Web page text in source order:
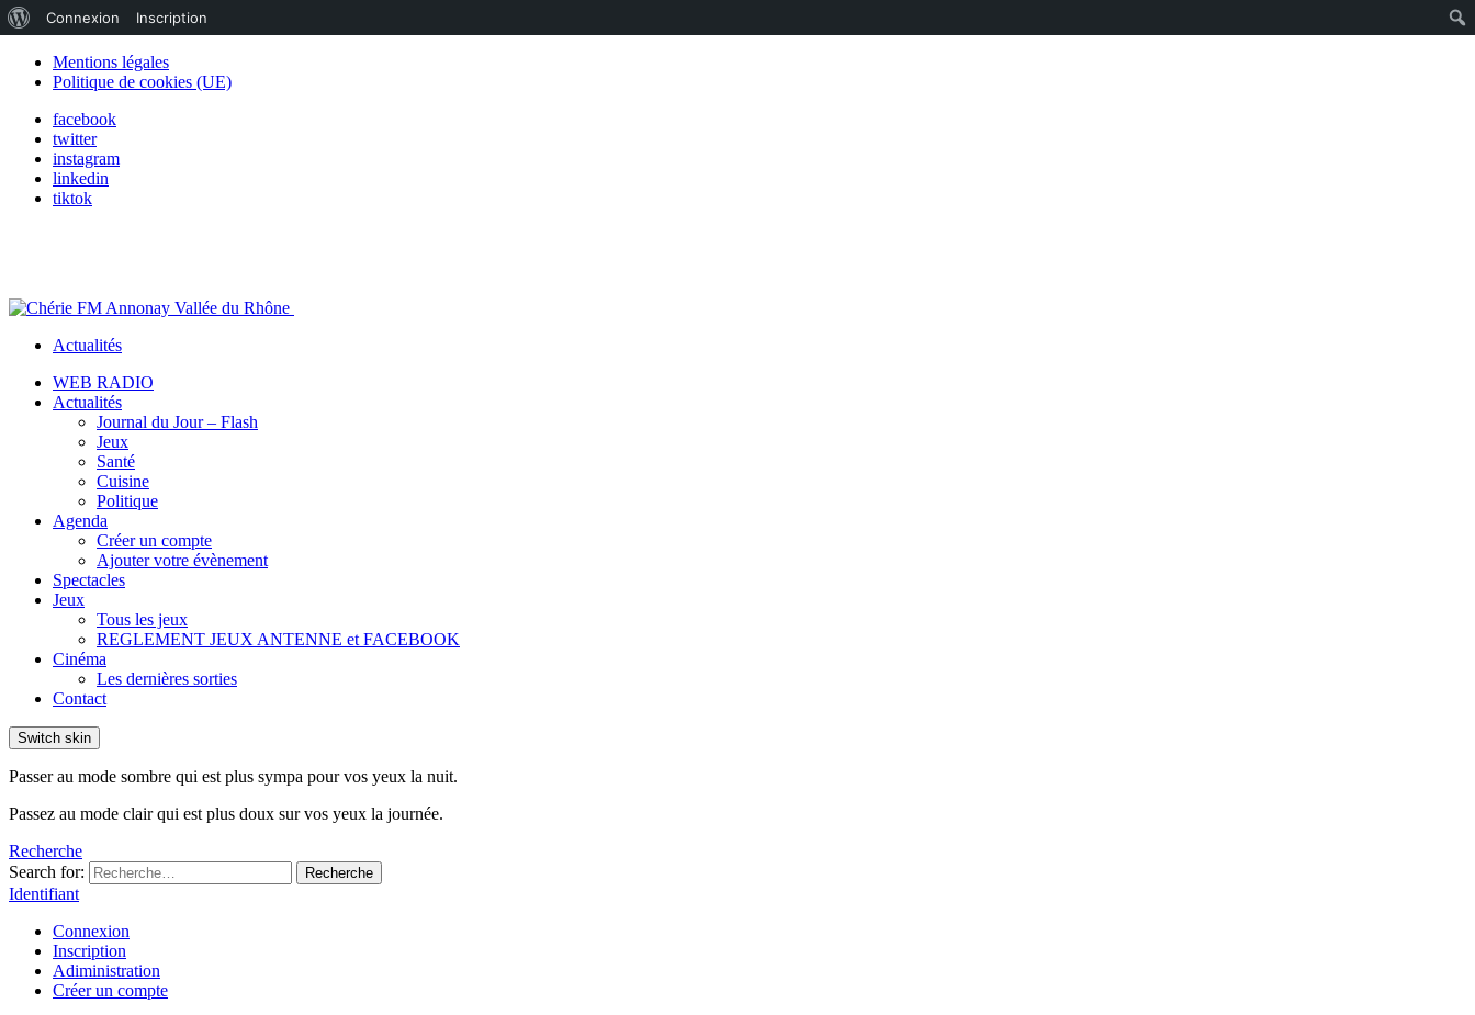
Mentions légales
Politique de cookies (UE)
facebook
twitter
instagram
linkedin
tiktok
Actualités
WEB RADIO
Actualités
Journal du Jour – Flash
Jeux
Santé
Cuisine
Politique
Agenda
Créer un compte
Ajouter votre évènement
Spectacles
Jeux
Tous les jeux
REGLEMENT JEUX ANTENNE et FACEBOOK
Cinéma
Les dernières sorties
Contact
Switch skin
Passer au mode sombre qui est plus sympa pour vos yeux la nuit.
Passez au mode clair qui est plus doux sur vos yeux la journée.
Recherche
Search for:
Recherche
Identifiant
Connexion
Inscription
Adiministration
Créer un compte
de
WordPress
Connexion Inscription